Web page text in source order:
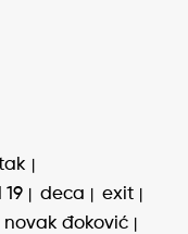
deca
exit
đoković